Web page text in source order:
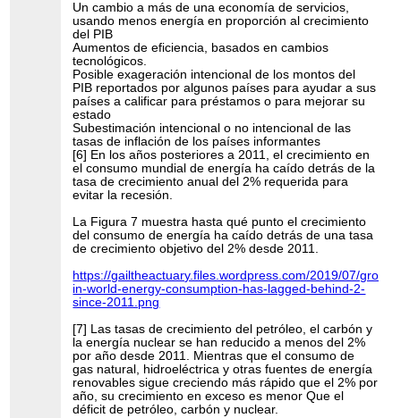
Un cambio a más de una economía de servicios,
usando menos energía en proporción al crecimiento
del PIB
Aumentos de eficiencia, basados ​​en cambios
tecnológicos.
Posible exageración intencional de los montos del
PIB reportados por algunos países para ayudar a sus
países a calificar para préstamos o para mejorar su
estado
Subestimación intencional o no intencional de las
tasas de inflación de los países informantes
[6] En los años posteriores a 2011, el crecimiento en
el consumo mundial de energía ha caído detrás de la
tasa de crecimiento anual del 2% requerida para
evitar la recesión.
La Figura 7 muestra hasta qué punto el crecimiento
del consumo de energía ha caído detrás de una tasa
de crecimiento objetivo del 2% desde 2011.
https://gailtheactuary.files.wordpress.com/2019/07/
in-world-energy-consumption-has-lagged-behind-2-
since-2011.png
[7] Las tasas de crecimiento del petróleo, el carbón y
la energía nuclear se han reducido a menos del 2%
por año desde 2011. Mientras que el consumo de
gas natural, hidroeléctrica y otras fuentes de energía
renovables sigue creciendo más rápido que el 2% por
año, su crecimiento en exceso es menor Que el
déficit de petróleo, carbón y nuclear.